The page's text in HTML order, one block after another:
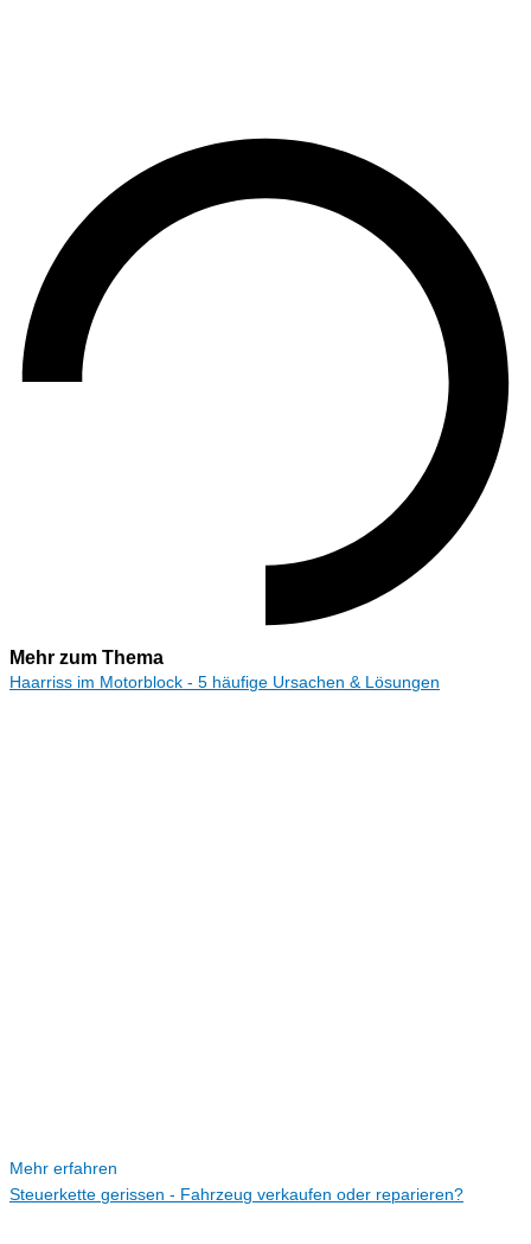
Mehr zum Thema
Haarriss im Motorblock - 5 häufige Ursachen & Lösungen
Mehr erfahren
Steuerkette gerissen - Fahrzeug verkaufen oder reparieren?